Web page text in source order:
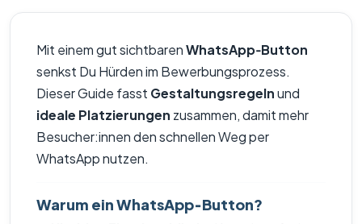
Mit einem gut sichtbarenWhatsApp‑Button
senkst Du Hürden im Bewerbungsprozess.
Dieser Guide fasst Gestaltungsregelnund
ideale Platzierungen zusammen, damit mehr
Besucher:innen den schnellen Weg per
WhatsApp nutzen.
Warum ein WhatsApp‑Button?